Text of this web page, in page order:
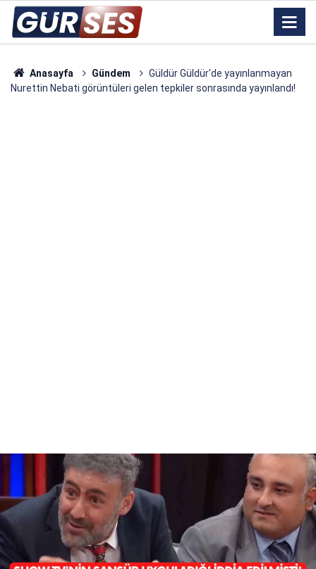
Anasayfa Gündem
Güldür Güldür'de yayınlanmayan
Nurettin Nebati görüntüleri gelen tepkiler sonrasında yayınlandı!